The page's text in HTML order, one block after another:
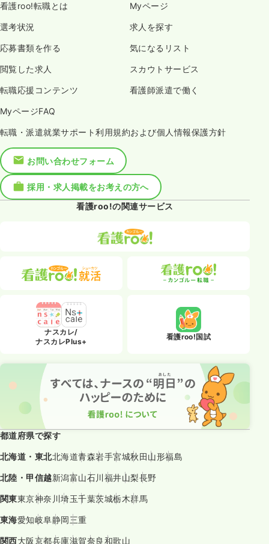
看護roo!転職とは Myページ
選考状況 求人を探す
応募書類を作る 気になるリスト
閲覧した求人 スカウトサービス
転職応援コンテンツ 看護師派遣で働く
MyページFAQ
転職・派遣就業サポート利用規約および個人情報保護方針
お問い合わせフォーム
採用・求人掲載をお考えの方へ
看護roo!の関連サービス
ナスカレ/
ナスカレPlus+
看護roo!国試
都道府県で探す
北海道・東北北海道青森岩手宮城秋田山形福島
北陸・甲信越新潟富山石川福井山梨長野
関東東京神奈川埼玉千葉茨城栃木群馬
東海愛知岐阜静岡三重
関西大阪京都兵庫滋賀奈良和歌山